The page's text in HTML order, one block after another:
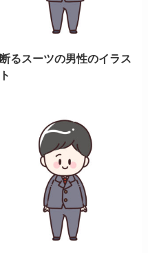
断るスーツの男性のイラス
ト